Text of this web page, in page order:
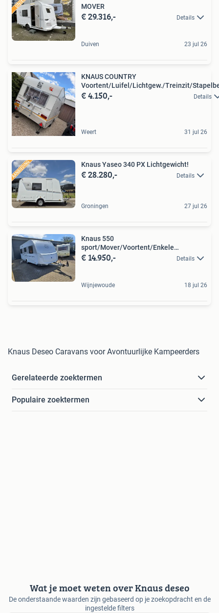
MOVER
€ 29.316,- Details
Duiven 23 jul 26
KNAUS COUNTRY
Voortent/Luifel/Lichtgew./Treinzit/
€ 4.150,- Details
Weert 31 jul 26
Knaus Yaseo 340 PX Lichtgewicht!
€ 28.280,- Details
Groningen 27 jul 26
Knaus 550
sport/Mover/Voortent/Enkele
bedden/2012/
€ 14.950,- Details
Wijnjewoude 18 jul 26
Knaus Deseo Caravans voor Avontuurlijke Kampeerders
Gerelateerde zoektermen
Populaire zoektermen
Wat je moet weten over Knaus deseo
De onderstaande waarden zijn gebaseerd op je zoekopdracht en de
ingestelde filters